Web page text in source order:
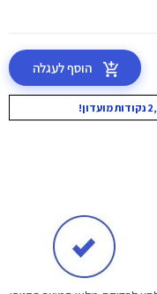
הוסף לעגלה